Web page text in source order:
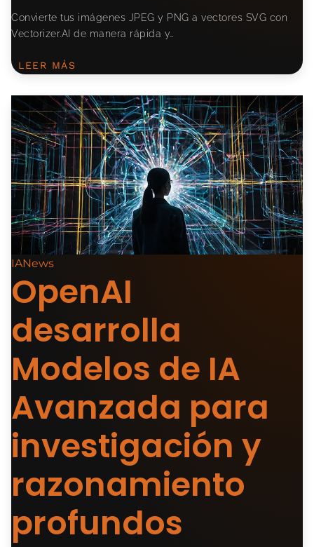
Convierte tus imágenes JPEG y PNG a vectores SVG con
Vectorizer.AI de manera rápida y…
LEER MÁS
IANews
OpenAI
desarrolla
Modelos de IA
Avanzada para
investigación y
razonamiento
profundos